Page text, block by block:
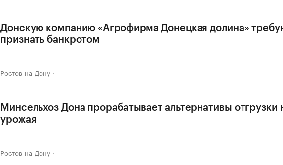
Донскую компанию «Агрофирма Донецкая долина»
признать банкротом
Ростов-на-Дону
Минсельхоз Дона прорабатывает альтернативы отгрузки
урожая
Ростов-на-Дону